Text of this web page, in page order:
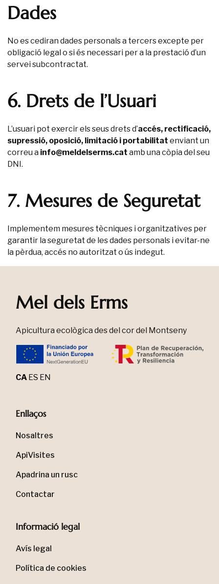
Dades
No es cediran dades personals a tercers excepte per
obligació legal o si és necessari per a la prestació d’un
servei subcontractat.
6. Drets de l’Usuari
L’usuari pot exercir els seus drets d’accés, rectificació,
supressió, oposició, limitació i portabilitat enviant un
correu a info@meldelserms.cat amb una còpia del seu
DNI.
7. Mesures de Seguretat
Implementem mesures tècniques i organitzatives per
garantir la seguretat de les dades personals i evitar-ne
la pèrdua, accés no autoritzat o ús indegut.
Mel dels Erms
Apicultura ecològica des del cor del Montseny
CA ES EN
Enllaços
Nosaltres
ApiVisites
Apadrina un rusc
Contactar
Informació legal
Avís legal
Política de cookies